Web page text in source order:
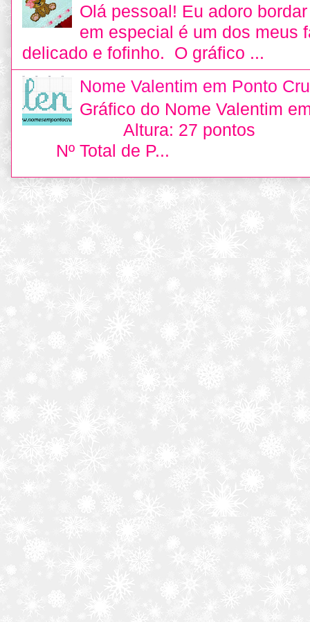
Olá pessoal! Eu adoro
em especial é um dos meus
delicado e fofinho. O gráfico ...
Nome Valentim em Ponto
Gráfico do Nome Valentim
Altura: 27 pontos
Nº Total de P...